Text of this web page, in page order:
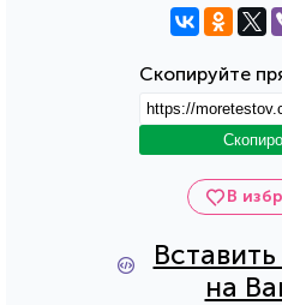
В
на
Скопируйте